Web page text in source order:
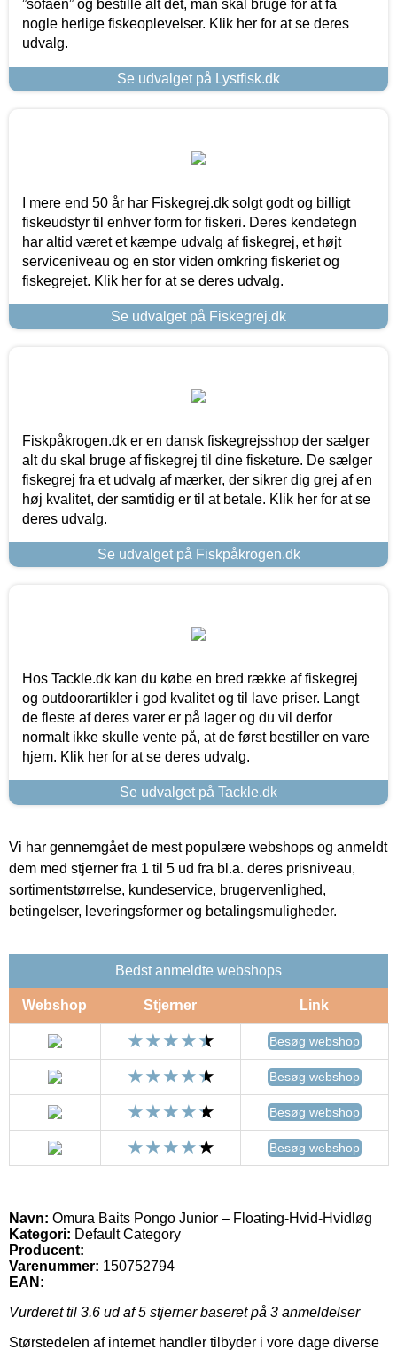
”sofaen” og bestille alt det, man skal bruge for at få
nogle herlige fiskeoplevelser. Klik her for at se deres
udvalg.
Se udvalget på Lystfisk.dk
I mere end 50 år har Fiskegrej.dk solgt godt og billigt
fiskeudstyr til enhver form for fiskeri. Deres kendetegn
har altid været et kæmpe udvalg af fiskegrej, et højt
serviceniveau og en stor viden omkring fiskeriet og
fiskegrejet. Klik her for at se deres udvalg.
Se udvalget på Fiskegrej.dk
Fiskpåkrogen.dk er en dansk fiskegrejsshop der sælger
alt du skal bruge af fiskegrej til dine fisketure. De sælger
fiskegrej fra et udvalg af mærker, der sikrer dig grej af en
høj kvalitet, der samtidig er til at betale. Klik her for at se
deres udvalg.
Se udvalget på Fiskpåkrogen.dk
Hos Tackle.dk kan du købe en bred række af fiskegrej
og outdoorartikler i god kvalitet og til lave priser. Langt
de fleste af deres varer er på lager og du vil derfor
normalt ikke skulle vente på, at de først bestiller en vare
hjem. Klik her for at se deres udvalg.
Se udvalget på Tackle.dk
Vi har gennemgået de mest populære webshops og anmeldt
dem med stjerner fra 1 til 5 ud fra bl.a. deres prisniveau,
sortimentstørrelse, kundeservice, brugervenlighed,
betingelser, leveringsformer og betalingsmuligheder.
Bedst anmeldte webshops
Webshop Stjerner Link
Besøg webshop
Besøg webshop
Besøg webshop
Besøg webshop
Navn: Omura Baits Pongo Junior – Floating-Hvid-Hvidløg
Kategori: Default Category
Producent:
Varenummer: 150752794
EAN:
Vurderet til 3.6 ud af 5 stjerner baseret på 3 anmeldelser
Størstedelen af internet handler tilbyder i vore dage diverse